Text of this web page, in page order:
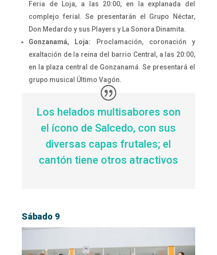
Feria de Loja, a las 20:00, en la explanada del
complejo ferial. Se presentarán el Grupo Néctar,
Don Medardo y sus Players y La Sonora Dinamita.
Gonzanamá, Loja: Proclamación, coronación y
exaltación de la reina del barrio Central, a las 20:00,
en la plaza central de Gonzanamá. Se presentará el
grupo musical Último Vagón.
Los helados multisabores son
el ícono de Salcedo, con sus
diversas capas frutales; el
cantón tiene otros atractivos
Sábado 9